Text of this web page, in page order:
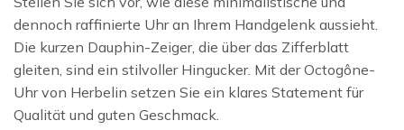
dennoch raffinierte Uhr an Ihrem Handgelenk aussieht.
Die kurzen Dauphin-Zeiger, die über das Zifferblatt
gleiten, sind ein stilvoller Hingucker. Mit der Octogône-
Uhr von Herbelin setzen Sie ein klares Statement für
Qualität und guten Geschmack.